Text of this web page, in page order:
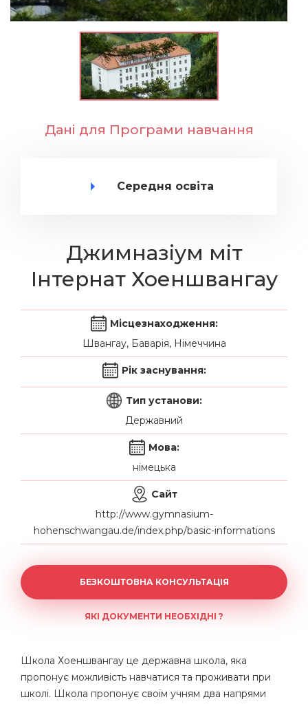
Дані для Програми навчання
Середня освіта
Джимназіум міт
Інтернат Хоеншвангау
Місцезнаходження:
Швангау, Баварія, Німеччина
Рік заснування:
Тип установи:
Державний
Мова:
німецька
Сайт
http://www.gymnasium-
hohenschwangau.de/index.php/basic-informations
БЕЗКОШТОВНА КОНСУЛЬТАЦІЯ
ЯКІ ДОКУМЕНТИ НЕОБХІДНІ ?
Школа Хоеншвангау це державна школа, яка
пропонує можливість навчатися та проживати при
школі. Школа пропонує своїм учням два напрями